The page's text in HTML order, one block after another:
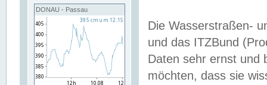
DONAU - Passau
Die Wasserstraßen-
und das ITZBund
Daten sehr ernst und
möchten, dass sie